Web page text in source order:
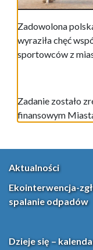
Zadowolona
wyraziła chęć
sportowców z
Zadanie zostało
finansowym
Aktualności
Ekointerwencja-
spalanie odpadów
Dzieje się –